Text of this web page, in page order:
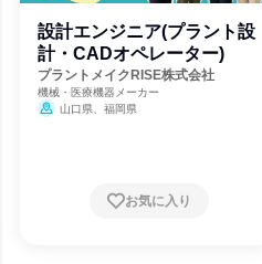
設計エンジニア(プラント設
計・CADオペレーター)
プラントメイクRISE株式会社
機械・医療機器メーカー
山口県、福岡県
お気に入り